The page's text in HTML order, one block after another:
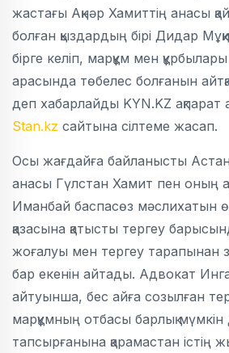
жастағы Ақнәр Хамиттің анасы
болған қыздардың бірі Дидар
бірге келіп, марқұм мен
арасында төбелес болғанын
деп хабарлайды KYN.KZ ақпарат
Stan.kz сайтына сілтеме жасап.
Осы жағдайға байланысты
анасы Гүлстан Хамит пен оның
Иманбай баспасөз мәслихатын
қазасына қатысты тергеу
жоғалуы мен тергеу тарапынан
бар екенін айтады. Адвокат
айтуынша, бес айға созылған
марқұмның отбасы барлық
тапсырғанына қарамастан